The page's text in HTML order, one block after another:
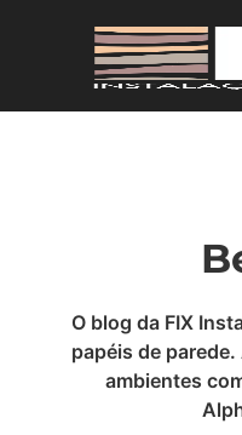
papéis de
ambientes